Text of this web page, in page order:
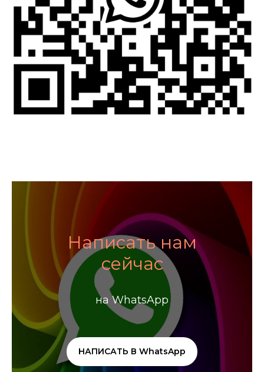
Написать нам
сейчас
на WhatsApp
НАПИСАТЬ В WhatsApp